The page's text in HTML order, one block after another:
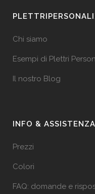
Chi siamo
Esempi di Plettri
Il nostro Blog
INFO & ASSISTENZA
Prezzi
Colori
FAQ: domande e